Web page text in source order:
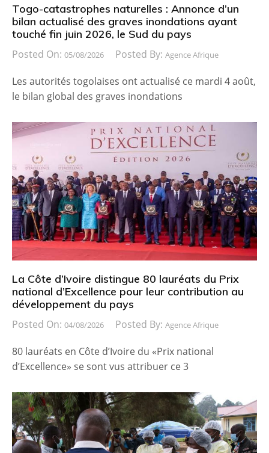
Togo-catastrophes naturelles : Annonce d’un
bilan actualisé des graves inondations ayant
touché fin juin 2026, le Sud du pays
Posted On: 05/08/2026 Posted By: Agence Afrique
Les autorités togolaises ont actualisé ce mardi 4 août,
le bilan global des graves inondations
La Côte d’Ivoire distingue 80 lauréats du Prix
national d’Excellence pour leur contribution au
développement du pays
Posted On: 04/08/2026 Posted By: Agence Afrique
80 lauréats en Côte d’Ivoire du «Prix national
d’Excellence» se sont vus attribuer ce 3